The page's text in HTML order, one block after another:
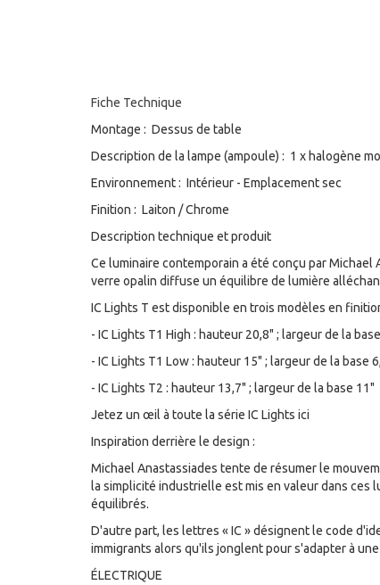
Fiche Technique
Montage : Dessus de table
Description de la lampe (ampoule) : 1 x halogène
Environnement : Intérieur - Emplacement sec
Finition : Laiton / Chrome
Description technique et produit
Ce luminaire contemporain a été conçu par
verre opalin diffuse un équilibre de lumière
IC Lights T est disponible en trois modèles en
- IC Lights T1 High : hauteur 20,8" ; largeur de la
- IC Lights T1 Low : hauteur 15" ; largeur de la base
- IC Lights T2 : hauteur 13,7" ; largeur de la base 11"
Jetez un œil à toute la série IC Lights ici
Inspiration derrière le design :
Michael Anastassiades tente de résumer le
la simplicité industrielle est mis en valeur dans ces
équilibrés.
D'autre part, les lettres « IC » désignent le code
immigrants alors qu'ils jonglent pour s'adapter à
ÉLECTRIQUE